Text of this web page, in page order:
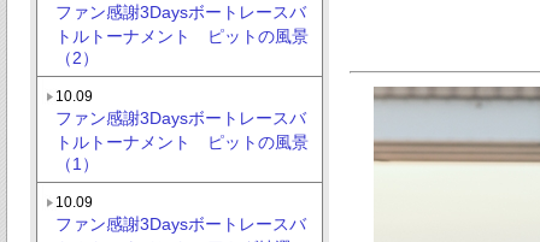
ファン感謝3Daysボートレースバ
トルトーナメント ピットの風景
（2）
10.09
ファン感謝3Daysボートレースバ
トルトーナメント ピットの風景
（1）
10.09
ファン感謝3Daysボートレースバ